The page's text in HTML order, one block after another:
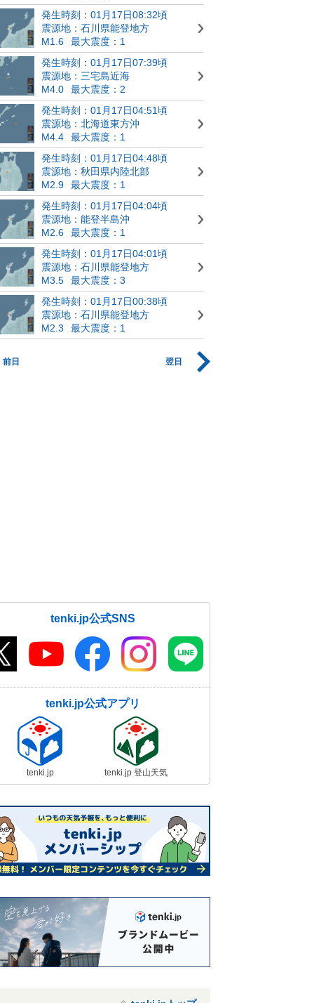
発生時刻：01月17日08:32頃
震源地：石川県能登地方
M1.6
最大震度：1
発生時刻：01月17日07:39頃
震源地：三宅島近海
M4.0
最大震度：2
発生時刻：01月17日04:51頃
震源地：北海道東方沖
M4.4
最大震度：1
発生時刻：01月17日04:48頃
震源地：秋田県内陸北部
M2.9
最大震度：1
発生時刻：01月17日04:04頃
震源地：能登半島沖
M2.6
最大震度：1
発生時刻：01月17日04:01頃
震源地：石川県能登地方
M3.5
最大震度：3
発生時刻：01月17日00:38頃
震源地：石川県能登地方
M2.3
最大震度：1
前日 翌日
tenki.jp公式SNS
tenki.jp公式アプリ
tenki.jp tenki.jp 登山天気